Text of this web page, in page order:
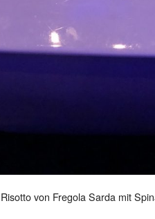
von Fregola Sarda mit